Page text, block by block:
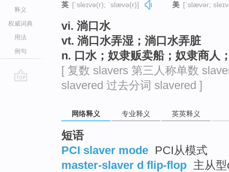
释义
权威词典
用法
例句
英 [ˈsleɪvə(r); ˈslævə(r)] 美 [ˈslævər;
vi. 淌口水
vt. 淌口水弄湿；淌口水弄脏
n. 口水；奴隶贩卖船；奴隶商人
[ 复数 slavers 第三人称单数
slavered 过去分词 slavered ]
网络释义 专业释义 英英释义
短语
PCI slaver mode PCI从模式
master-slaver d flip-flop 主从